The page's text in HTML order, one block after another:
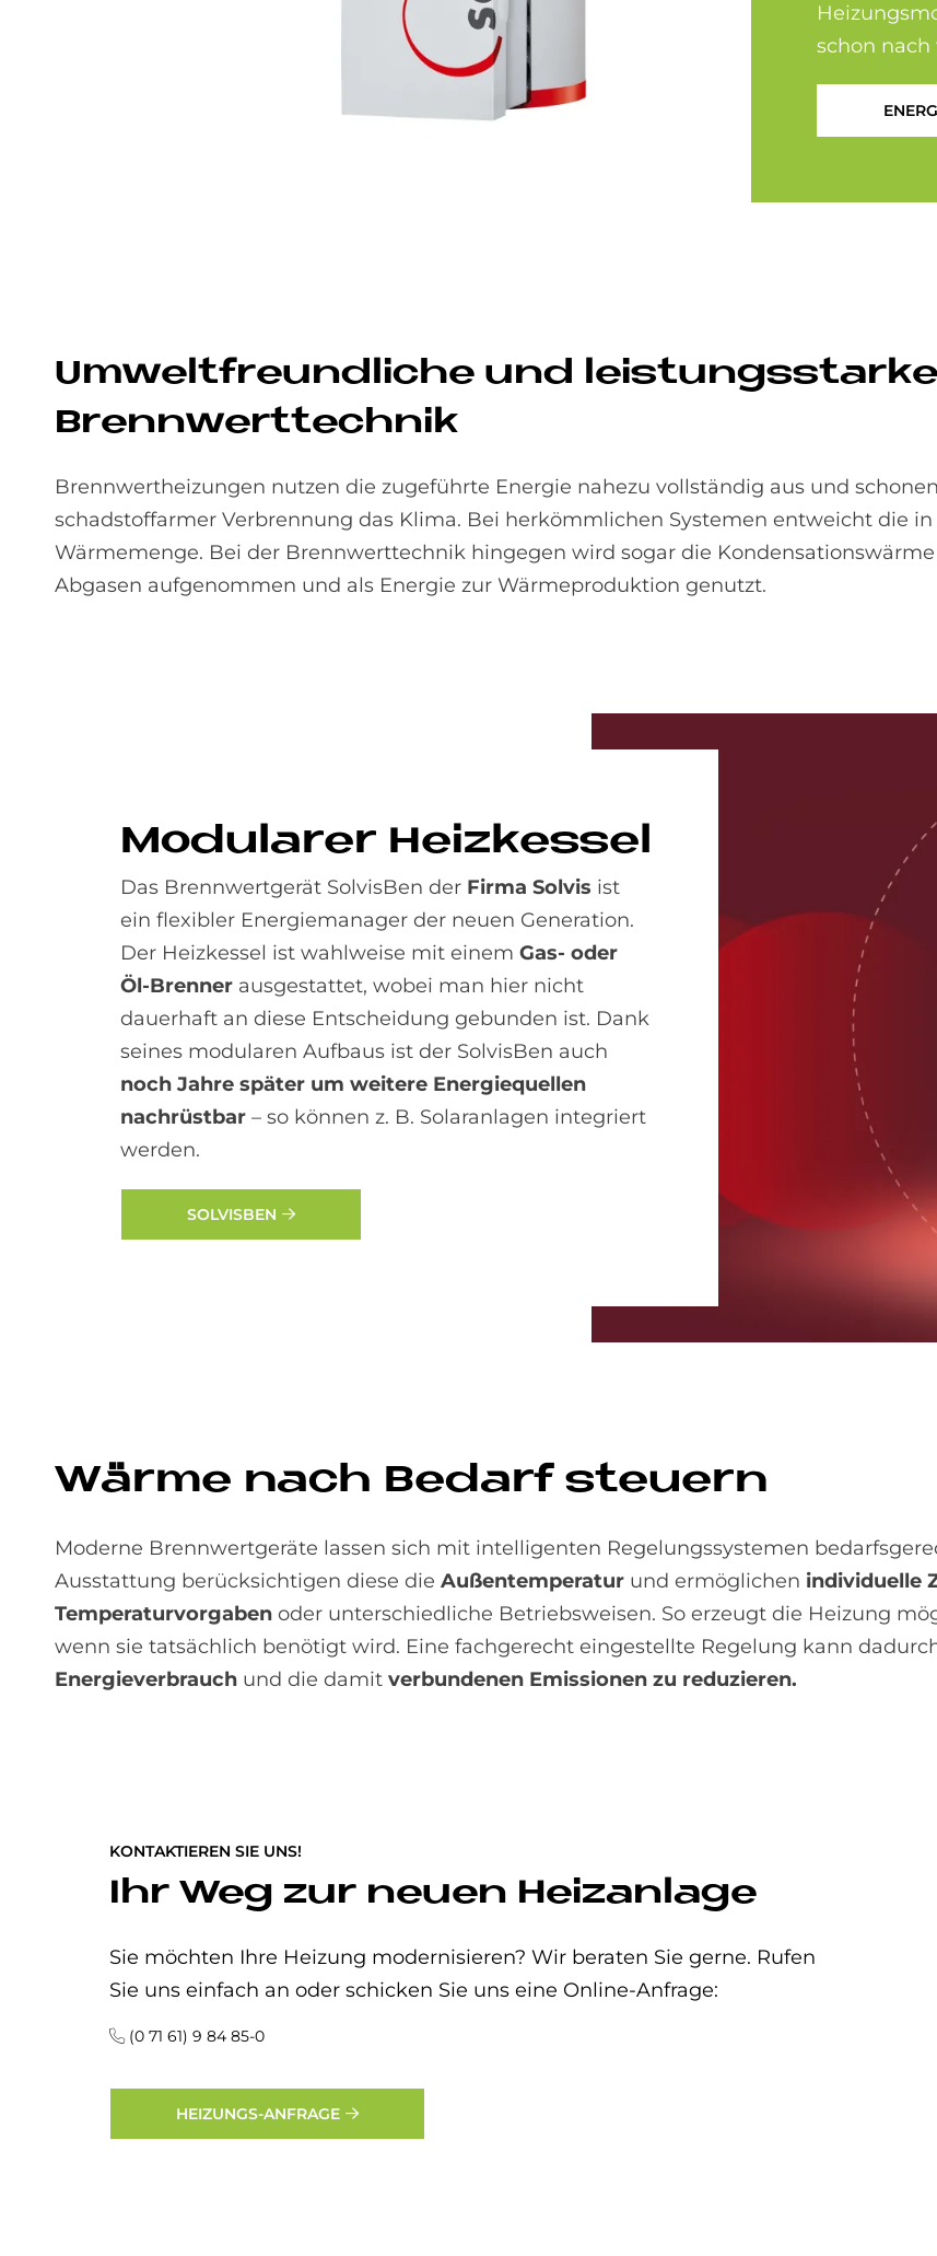
schon nach
Um­welt­freund­li­che und lei­stungs­star­ke
Brennwert­tech­nik
Brennwertheizungen nutzen die zugeführte Energie nahezu vollständig aus und
schadstoffarmer Verbrennung das Klima. Bei herkömmlichen Systemen entweicht die
Wärmemenge. Bei der Brennwerttechnik hingegen wird sogar die
Abgasen aufgenommen und als Energie zur Wärmeproduktion genutzt.
Mo­du­la­rer Heiz­kes­sel
Das Brennwertgerät SolvisBen der Firma Solvis ist
ein flexibler Energiemanager der neuen Generation.
Der Heizkessel ist wahlweise mit einem Gas- oder
Öl-Brenner ausgestattet, wobei man hier nicht
dauerhaft an diese Entscheidung gebunden ist. Dank
seines modularen Aufbaus ist der SolvisBen auch
noch Jahre später um weitere Energiequellen
nachrüstbar – so können z. B. Solaranlagen integriert
werden.
SOLVISBEN
Wär­me nach Be­darf steu­ern
Moderne Brennwertgeräte lassen sich mit intelligenten Regelungs­systemen
Ausstattung berücksichtigen diese die Außen­temperatur und ermöglichen individuelle
Temperatur­vorgaben oder unter­schiedliche Betriebs­weisen. So erzeugt die Heizung
wenn sie tatsächlich benötigt wird. Eine fach­gerecht eingestellte Regelung kann
Energieverbrauch und die damit verbundenen Emissionen zu reduzieren.
KONTAKTIEREN SIE UNS!
Ihr Weg zur neuen Heizanlage
Sie möchten Ihre Heizung modernisieren? Wir beraten Sie gerne. Rufen
Sie uns einfach an oder schicken Sie uns eine Online-Anfrage:
(0 71 61) 9 84 85-0
HEIZUNGS-ANFRAGE